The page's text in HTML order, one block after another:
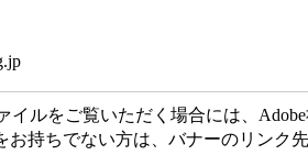
イルをご覧いただく場合には、Adobe
お持ちでない方は、バナーのリンク